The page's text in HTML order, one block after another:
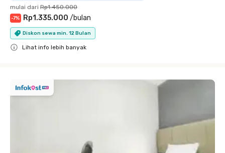
mulai dari Rp1.450.000
-7% Rp1.335.000 /bulan
Diskon sewa min. 12 Bulan
Lihat info lebih banyak